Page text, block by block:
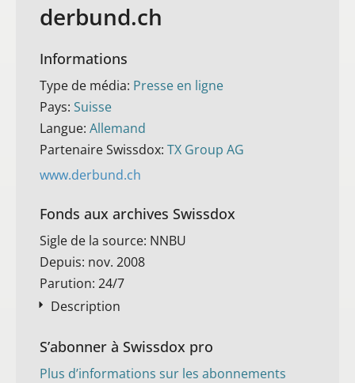
derbund.ch
Informations
Type de média: Presse en ligne
Pays: Suisse
Langue: Allemand
Partenaire Swissdox: TX Group AG
www.derbund.ch
Fonds aux archives Swissdox
Sigle de la source: NNBU
Depuis: nov. 2008
Parution: 24/7
Description
S’abonner à Swissdox pro
Plus d’informations sur les abonnements